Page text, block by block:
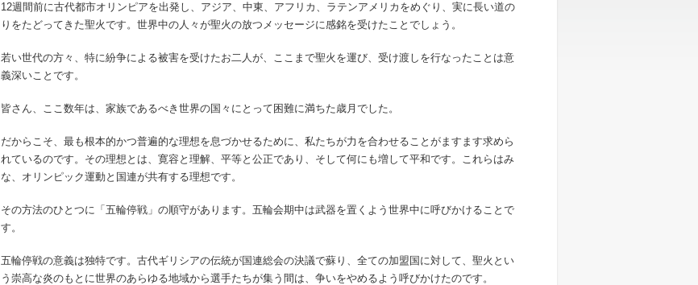
12週間前に古代都市オリンピアを出発し、アジア、中東、アフリカ、ラテンアメリカをめぐり、実に長い道の
りをたどってきた聖火です。世界中の人々が聖火の放つメッセージに感銘を受けたことでしょう。
若い世代の方々、特に紛争による被害を受けたお二人が、ここまで聖火を運び、受け渡しを行なったことは意
義深いことです。
皆さん、ここ数年は、家族であるべき世界の国々にとって困難に満ちた歳月でした。
だからこそ、最も根本的かつ普遍的な理想を息づかせるために、私たちが力を合わせることがますます求めら
れているのです。その理想とは、寛容と理解、平等と公正であり、そして何にも増して平和です。これらはみ
な、オリンピック運動と国連が共有する理想です。
その方法のひとつに「五輪停戦」の順守があります。五輪会期中は武器を置くよう世界中に呼びかけることで
す。
五輪停戦の意義は独特です。古代ギリシアの伝統が国連総会の決議で蘇り、全ての加盟国に対して、聖火とい
う崇高な炎のもとに世界のあらゆる地域から選手たちが集う間は、争いをやめるよう呼びかけたのです。